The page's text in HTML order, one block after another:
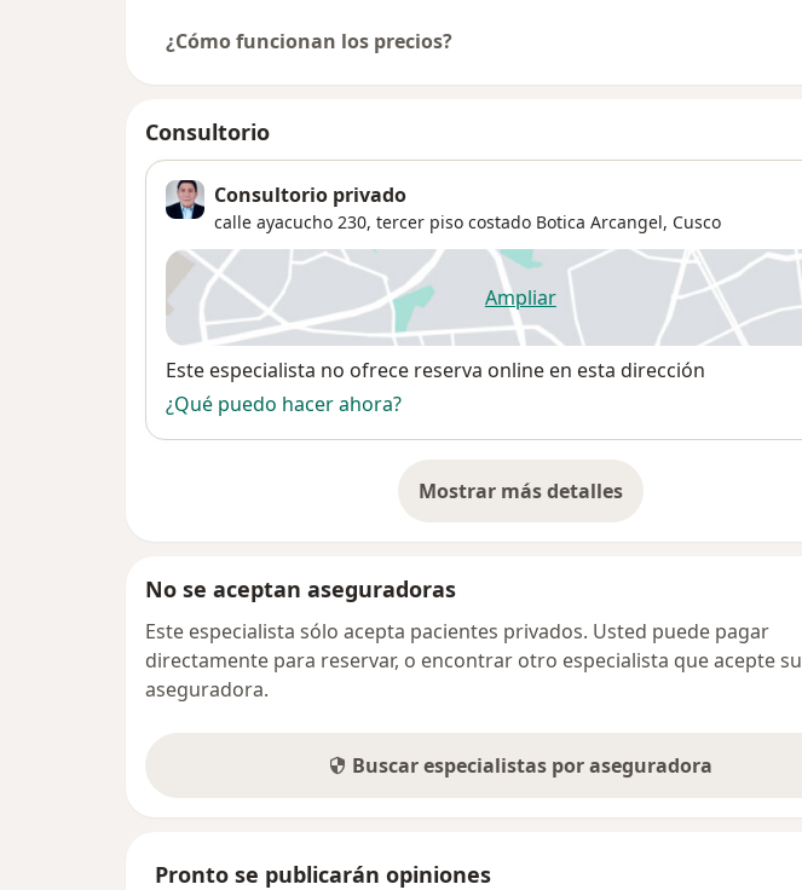
¿Cómo funcionan los precios?
Consultorio
Consultorio privado
calle ayacucho 230, tercer piso costado Botica Arcangel, Cusco
Ampliarse abre en una nueva pestaña
Disponibilidad
Este especialista no ofrece reserva online en esta dirección
¿Qué puedo hacer ahora?
Mostrar más detalles
sobre la dirección
No se aceptan aseguradoras
Este especialista sólo acepta pacientes privados. Usted puede pagar
directamente para reservar, o encontrar otro especialista que acepte su
aseguradora.
Buscar especialistas por aseguradora
Pronto se publicarán opiniones